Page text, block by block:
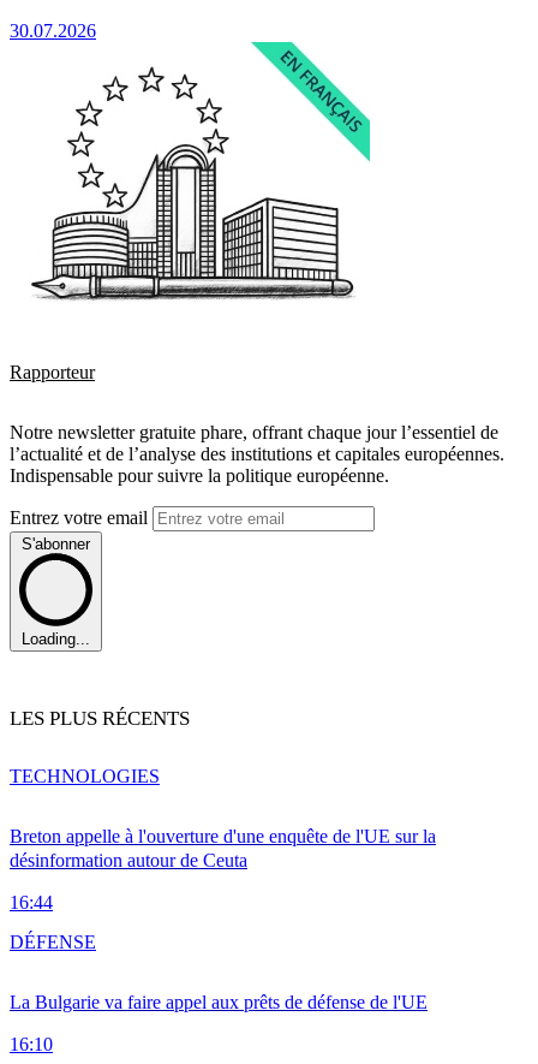
30.07.2026
Rapporteur
Notre newsletter gratuite phare, offrant chaque jour l’essentiel de
l’actualité et de l’analyse des institutions et capitales européennes.
Indispensable pour suivre la politique européenne.
Entrez votre email
S'abonner
Loading...
LES PLUS RÉCENTS
Breton appelle à l'ouverture d'une enquête de l'UE sur la
désinformation autour de Ceuta
16:44
TECHNOLOGIES
La Bulgarie va faire appel aux prêts de défense de l'UE
16:10
DÉFENSE